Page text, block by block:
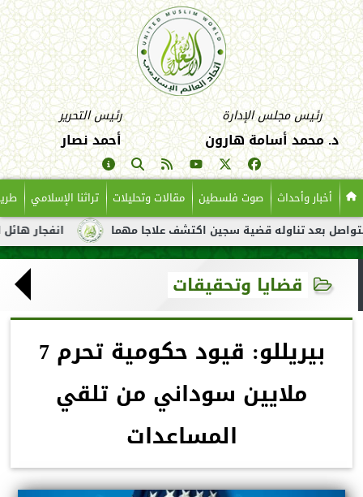
رئيس مجلس الإدارة
د. محمد أسامة هارون
رئيس التحرير
أحمد نصار
أخبار وأحداث صوت فلسطين مقالات وتحليلات تراثنا الإسلامي
انفجار هائل لناقلة تناوله قضية سجين اكتشف علاجا مهما
قضايا وتحقيقات
بيريللو: قيود حكومية تحرم 7
ملايين سوداني من تلقي
المساعدات